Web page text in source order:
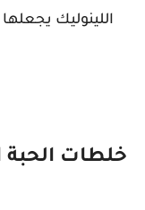
اللينوليك
خلطات الحبة